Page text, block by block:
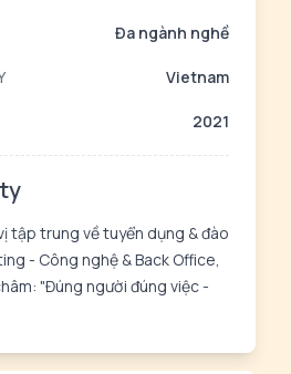
Đa ngành nghề
Vietnam
2021
tập trung về tuyển dụng & đào
- Công nghệ & Back Office,
"Đúng người đúng việc -